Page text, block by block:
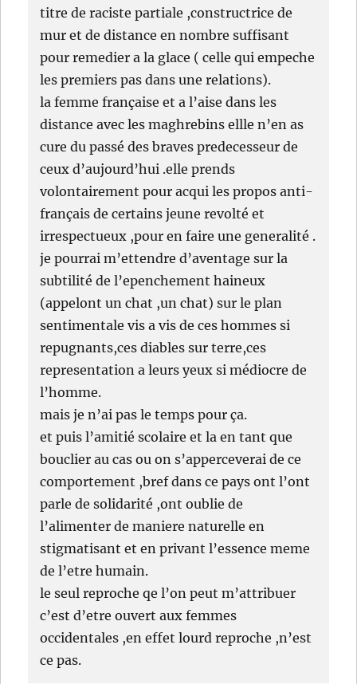
titre de raciste partiale ,constructrice de
mur et de distance en nombre suffisant
pour remedier a la glace ( celle qui empeche
les premiers pas dans une relations).
la femme française et a l’aise dans les
distance avec les maghrebins ellle n’en as
cure du passé des braves predecesseur de
ceux d’aujourd’hui .elle prends
volontairement pour acqui les propos anti-
français de certains jeune revolté et
irrespectueux ,pour en faire une generalité .
je pourrai m’ettendre d’aventage sur la
subtilité de l’epenchement haineux
(appelont un chat ,un chat) sur le plan
sentimentale vis a vis de ces hommes si
repugnants,ces diables sur terre,ces
representation a leurs yeux si médiocre de
l’homme.
mais je n’ai pas le temps pour ça.
et puis l’amitié scolaire et la en tant que
bouclier au cas ou on s’apperceverai de ce
comportement ,bref dans ce pays ont l’ont
parle de solidarité ,ont oublie de
l’alimenter de maniere naturelle en
stigmatisant et en privant l’essence meme
de l’etre humain.
le seul reproche qe l’on peut m’attribuer
c’est d’etre ouvert aux femmes
occidentales ,en effet lourd reproche ,n’est
ce pas.